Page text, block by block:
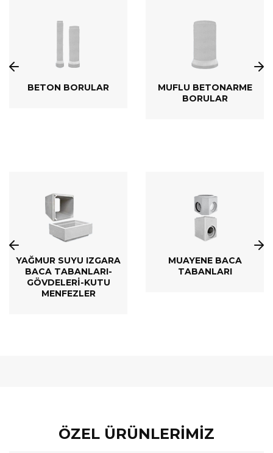
BETON BORULAR
MUFLU BETONARME
BORULAR
YAĞMUR SUYU IZGARA
BACA TABANLARI-
GÖVDELERI-KUTU
MENFEZLER
MUAYENE BACA
TABANLARI
ÖZEL ÜRÜNLERIMIZ